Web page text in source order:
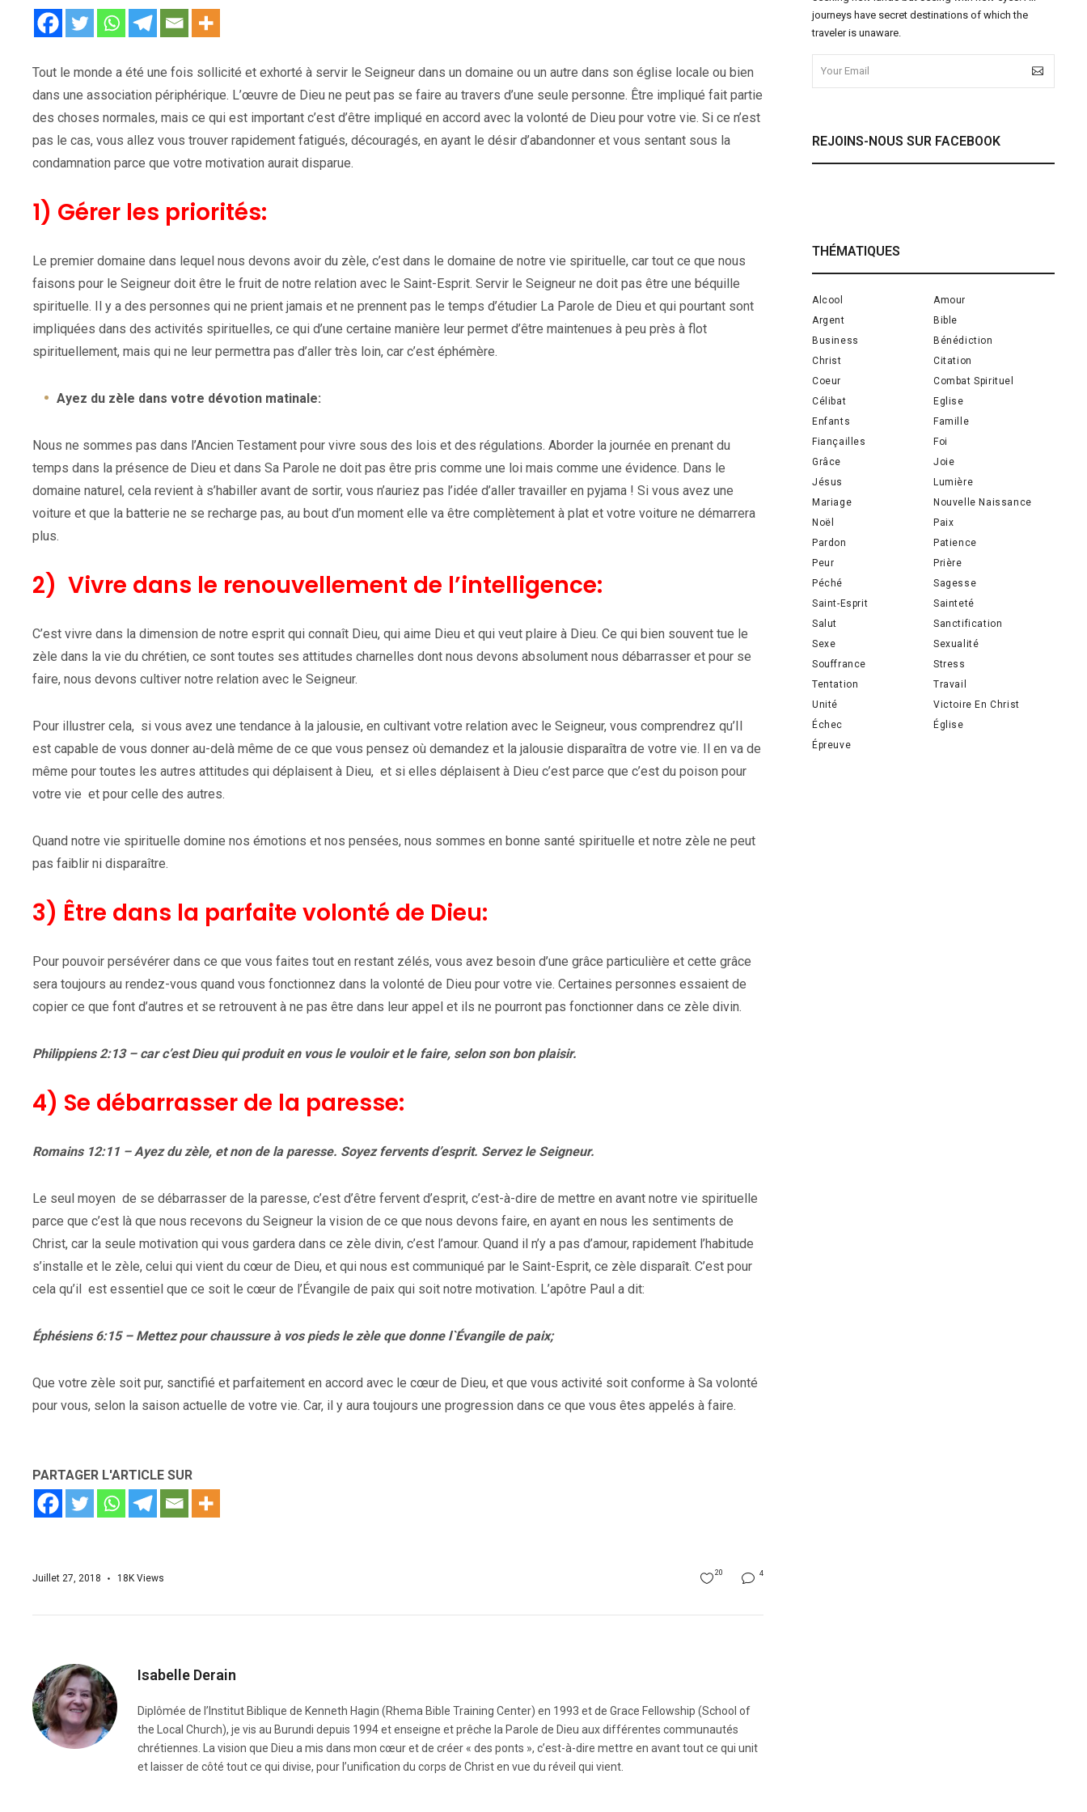
Tout le monde a été une fois sollicité et exhorté à servir le Seigneur dans un domaine ou un autre dans son église locale ou bien
dans une association périphérique. L’œuvre de Dieu ne peut pas se faire au travers d’une seule personne. Être impliqué fait partie
des choses normales, mais ce qui est important c’est d’être impliqué en accord avec la volonté de Dieu pour votre vie. Si ce n’est
pas le cas, vous allez vous trouver rapidement fatigués, découragés, en ayant le désir d’abandonner et vous sentant sous la
condamnation parce que votre motivation aurait disparue.
1) Gérer les priorités:
Le premier domaine dans lequel nous devons avoir du zèle, c’est dans le domaine de notre vie spirituelle, car tout ce que nous
faisons pour le Seigneur doit être le fruit de notre relation avec le Saint-Esprit. Servir le Seigneur ne doit pas être une béquille
spirituelle. Il y a des personnes qui ne prient jamais et ne prennent pas le temps d’étudier La Parole de Dieu et qui pourtant sont
impliquées dans des activités spirituelles, ce qui d’une certaine manière leur permet d’être maintenues à peu près à flot
spirituellement, mais qui ne leur permettra pas d’aller très loin, car c’est éphémère.
Ayez du zèle dans votre dévotion matinale:
Nous ne sommes pas dans l’Ancien Testament pour vivre sous des lois et des régulations. Aborder la journée en prenant du
temps dans la présence de Dieu et dans Sa Parole ne doit pas être pris comme une loi mais comme une évidence. Dans le
domaine naturel, cela revient à s’habiller avant de sortir, vous n’auriez pas l’idée d’aller travailler en pyjama ! Si vous avez une
voiture et que la batterie ne se recharge pas, au bout d’un moment elle va être complètement à plat et votre voiture ne démarrera
plus.
2) Vivre dans le renouvellement de l’intelligence:
C’est vivre dans la dimension de notre esprit qui connaît Dieu, qui aime Dieu et qui veut plaire à Dieu. Ce qui bien souvent tue le
zèle dans la vie du chrétien, ce sont toutes ses attitudes charnelles dont nous devons absolument nous débarrasser et pour se
faire, nous devons cultiver notre relation avec le Seigneur.
Pour illustrer cela, si vous avez une tendance à la jalousie, en cultivant votre relation avec le Seigneur, vous comprendrez qu’Il
est capable de vous donner au-delà même de ce que vous pensez où demandez et la jalousie disparaîtra de votre vie. Il en va de
même pour toutes les autres attitudes qui déplaisent à Dieu, et si elles déplaisent à Dieu c’est parce que c’est du poison pour
votre vie et pour celle des autres.
Quand notre vie spirituelle domine nos émotions et nos pensées, nous sommes en bonne santé spirituelle et notre zèle ne peut
pas faiblir ni disparaître.
3) Être dans la parfaite volonté de Dieu:
Pour pouvoir persévérer dans ce que vous faites tout en restant zélés, vous avez besoin d’une grâce particulière et cette grâce
sera toujours au rendez-vous quand vous fonctionnez dans la volonté de Dieu pour votre vie. Certaines personnes essaient de
copier ce que font d’autres et se retrouvent à ne pas être dans leur appel et ils ne pourront pas fonctionner dans ce zèle divin.
Philippiens 2:13 – car c’est Dieu qui produit en vous le vouloir et le faire, selon son bon plaisir.
4) Se débarrasser de la paresse:
Romains 12:11 – Ayez du zèle, et non de la paresse. Soyez fervents d’esprit. Servez le Seigneur.
Le seul moyen de se débarrasser de la paresse, c’est d’être fervent d’esprit, c’est-à-dire de mettre en avant notre vie spirituelle
parce que c’est là que nous recevons du Seigneur la vision de ce que nous devons faire, en ayant en nous les sentiments de
Christ, car la seule motivation qui vous gardera dans ce zèle divin, c’est l’amour. Quand il n’y a pas d’amour, rapidement l’habitude
s’installe et le zèle, celui qui vient du cœur de Dieu, et qui nous est communiqué par le Saint-Esprit, ce zèle disparaît. C’est pour
cela qu’il est essentiel que ce soit le cœur de l’Évangile de paix qui soit notre motivation. L’apôtre Paul a dit:
Éphésiens 6:15 – Mettez pour chaussure à vos pieds le zèle que donne l`Évangile de paix;
Que votre zèle soit pur, sanctifié et parfaitement en accord avec le cœur de Dieu, et que vous activité soit conforme à Sa volonté
pour vous, selon la saison actuelle de votre vie. Car, il y aura toujours une progression dans ce que vous êtes appelés à faire.
PARTAGER L'ARTICLE SUR
Juillet 27, 2018 18K Views 4
20
Isabelle Derain
Diplômée de l’Institut Biblique de Kenneth Hagin (Rhema Bible Training Center) en 1993 et de Grace Fellowship (School of
the Local Church), je vis au Burundi depuis 1994 et enseigne et prêche la Parole de Dieu aux différentes communautés
chrétiennes. La vision que Dieu a mis dans mon cœur et de créer « des ponts », c’est-à-dire mettre en avant tout ce qui unit
et laisser de côté tout ce qui divise, pour l’unification du corps de Christ en vue du réveil qui vient.
journeys have secret destinations of which the
traveler is unaware.
REJOINS-NOUS SUR FACEBOOK
THÉMATIQUES
Alcool
Amour
Argent
Bible
Business
Bénédiction
Christ
Citation
Coeur
Combat Spirituel
Célibat
Eglise
Enfants
Famille
Fiançailles
Foi
Grâce
Joie
Jésus
Lumière
Mariage
Nouvelle Naissance
Noël
Paix
Pardon
Patience
Peur
Prière
Péché
Sagesse
Saint-Esprit
Sainteté
Salut
Sanctification
Sexe
Sexualité
Souffrance
Stress
Tentation
Travail
Unité
Victoire En Christ
Échec
Église
Épreuve